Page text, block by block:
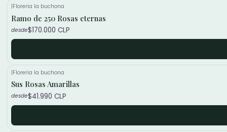
|Floreria la buchona
Ramo de 250 Rosas eternas
desde$170.000 CLP
|Floreria la buchona
Sus Rosas Amarillas
desde$41.990 CLP